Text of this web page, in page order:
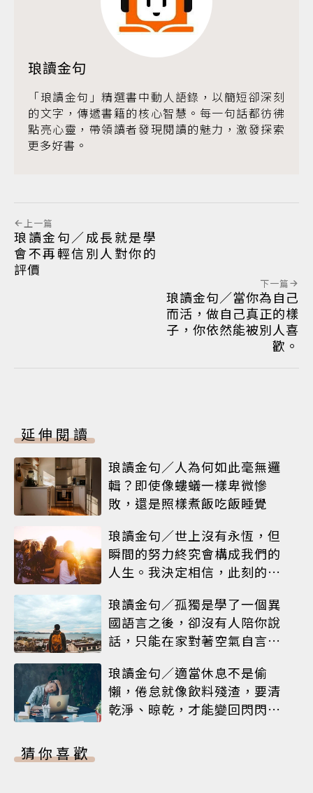
琅讀金句
「琅讀金句」精選書中動人語錄，以簡短卻深刻
的文字，傳遞書籍的核心智慧。每一句話都彷彿
點亮心靈，帶領讀者發現閱讀的魅力，激發探索
更多好書。
上一篇
琅讀金句／成長就是學
會不再輕信別人對你的
評價
下一篇
琅讀金句／當你為自己
而活，做自己真正的樣
子，你依然能被別人喜
歡。
延伸閱讀
琅讀金句／人為何如此毫無邏
輯？即使像螻蟻一樣卑微慘
敗，還是照樣煮飯吃飯睡覺
琅讀金句／世上沒有永恆，但
瞬間的努力終究會構成我們的
人生。我決定相信，此刻的閃
琅讀金句／孤獨是學了一個異
國語言之後，卻沒有人陪你說
話，只能在家對著空氣自言自
琅讀金句／適當休息不是偷
懶，倦怠就像飲料殘渣，要清
乾淨、晾乾，才能變回閃閃發
猜你喜歡